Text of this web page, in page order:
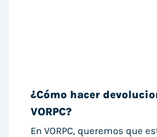
¿Cómo hacer
VORPC?
En VORPC, queremos que